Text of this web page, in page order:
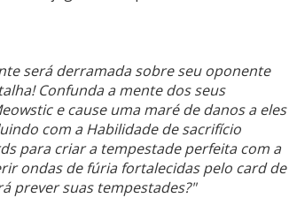
será derramada sobre seu oponente
Confunda a mente dos seus
e cause uma maré de danos a eles
com a Habilidade de sacrifício
para criar a tempestade perfeita com a
ondas de fúria fortalecidas pelo card de
prever suas tempestades?"